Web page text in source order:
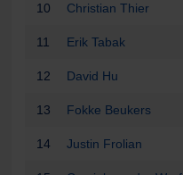
10 Christian Thier
11 Erik Tabak
12 David Hu
13 Fokke Beukers
14 Justin Frolian